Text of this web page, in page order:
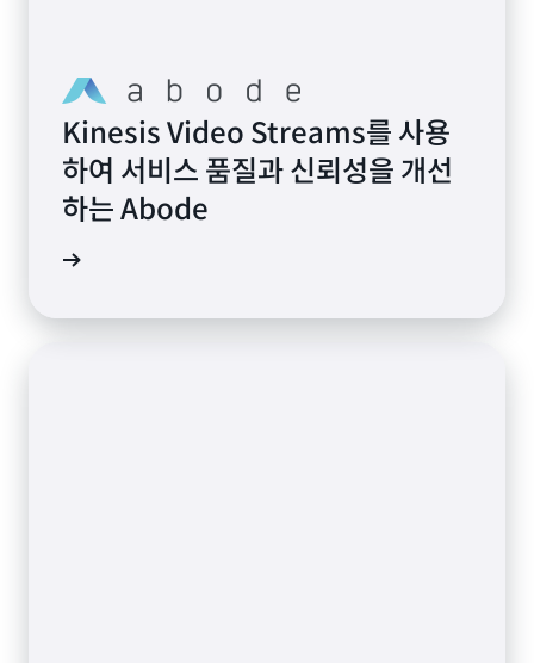
Kinesis Video Streams를 사용
하여 서비스 품질과 신뢰성을 개선
하는 Abode